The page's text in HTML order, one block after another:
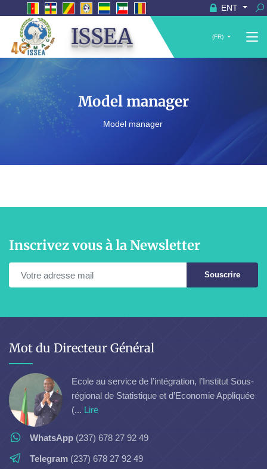
ENT
ISSEA (FR)
Model manager
Model manager
Inscrivez vous à la Newsletter
Souscrire
Mot du Directeur Général
Ecole au service de l’intégration, l’Institut Sous-
régional de Statistique et d’Economie Appliquée
(... Lire
WhatsApp (237) 678 27 92 49
Telegram (237) 678 27 92 49